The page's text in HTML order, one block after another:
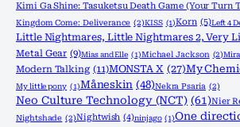
Kimi Ga Shine: Tasuketsu Death Game (Your Turn
Kingdom Come: Deliverance (2)KISS (1)Korn (5)Left 4
Little Nightmares, Little Nightmares 2, Very
Metal Gear (9)Mias and Elle (1)Michael Jackson (2)
Modern Talking (11)MONSTA X (27)My
My little pony (1)Måneskin (48)Nekra Psaria (2)
Neo Culture Technology (NCT) (61)Nier
Nightshade (2)Nightwish (4)ninjago (1)One